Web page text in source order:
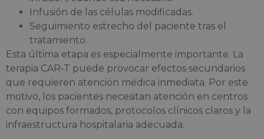
Infusión de las células modificadas.
Seguimiento estrecho del paciente tras el
tratamiento.
Esta última etapa es especialmente importante. La
terapia CAR-T puede provocar efectos secundarios
que requieren atención médica inmediata. Por este
motivo, los pacientes necesitan atención en centros
con equipos formados, protocolos clínicos claros y la
infraestructura hospitalaria adecuada.